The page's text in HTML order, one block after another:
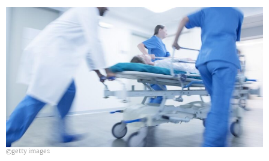
getty images